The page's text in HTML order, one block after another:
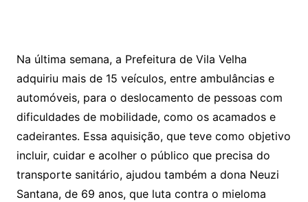
Na última semana, a Prefeitura de Vila Velha
adquiriu mais de 15 veículos, entre ambulâncias e
automóveis, para o deslocamento de pessoas com
dificuldades de mobilidade, como os acamados e
cadeirantes. Essa aquisição, que teve como objetivo
incluir, cuidar e acolher o público que precisa do
transporte sanitário, ajudou também a dona Neuzi
Santana, de 69 anos, que luta contra o mieloma